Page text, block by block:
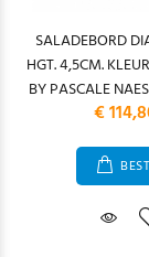
SALADEBORD
HGT. 4,5CM.
BY PASCALE
€